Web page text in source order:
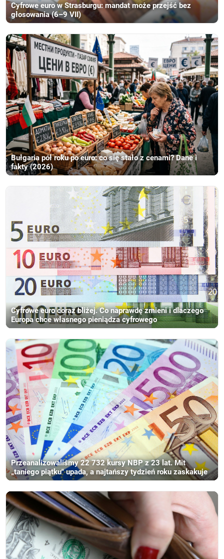
Cyfrowe euro w Strasburgu: mandat może przejść bez
głosowania (6–9 VII)
Bułgaria pół roku po euro: co się stało z cenami? Dane i
fakty (2026)
Cyfrowe euro coraz bliżej. Co naprawdę zmieni i dlaczego
Europa chce własnego pieniądza cyfrowego
Przeanalizowaliśmy 22 732 kursy NBP z 23 lat. Mit
„taniego piątku" upada, a najtańszy tydzień roku zaskakuje